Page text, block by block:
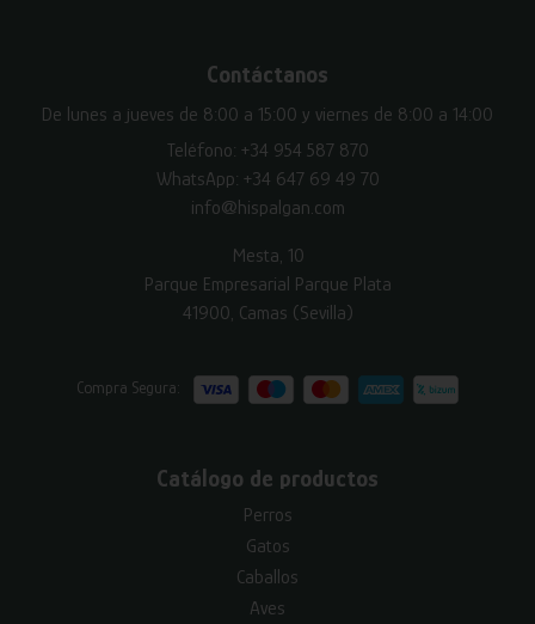
Contáctanos
De lunes a jueves de 8:00 a 15:00 y viernes de 8:00 a 14:00
Teléfono: +34 954 587 870
WhatsApp: +34 647 69 49 70
info@hispalgan.com
Mesta, 10
Parque Empresarial Parque Plata
41900, Camas (Sevilla)
Compra Segura:
Catálogo de productos
Perros
Gatos
Caballos
Aves